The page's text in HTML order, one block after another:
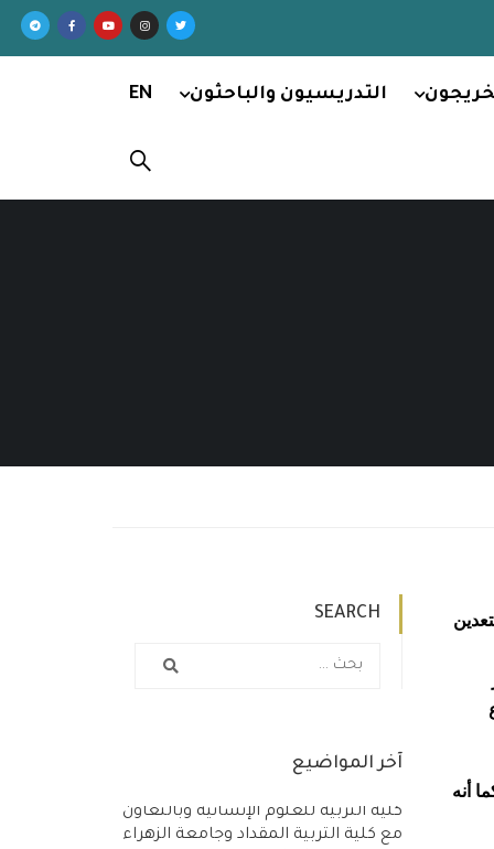
التدريسيون والباحثون EN
أنه
SEARCH
آخر المواضيع
كلية التربية للعلوم الإنسانية وبالتعاون
مع كلية التربية المقداد وجامعة الزهراء